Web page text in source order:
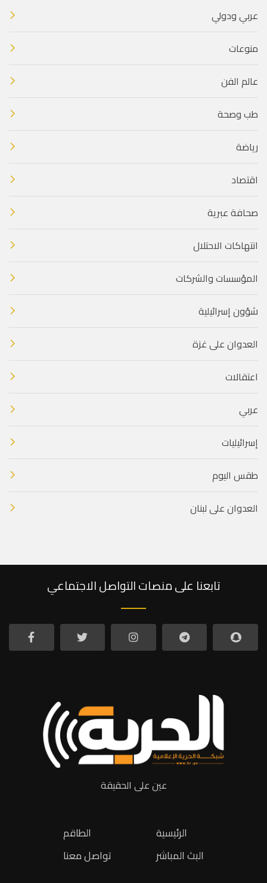
عربي ودولي
منوعات
عالم الفن
طب وصحة
رياضة
اقتصاد
صحافة عبرية
انتهاكات الاحتلال
المؤسسات والشركات
شؤون إسرائيلية
العدوان على غزة
اعتقالات
عربي
إسرائيليات
طقس اليوم
العدوان على لبنان
تابعنا على منصات التواصل الاجتماعي
عين على الحقيقة
الطاقم
تواصل معنا
الرئيسية
البث المباشر